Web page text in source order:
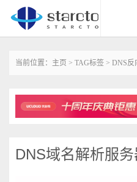
当前位置： 主页 > TAG标签 > DNS反
DNS域名解析服